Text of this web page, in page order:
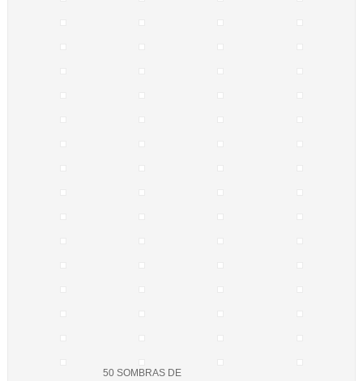
50 SOMBRAS DE